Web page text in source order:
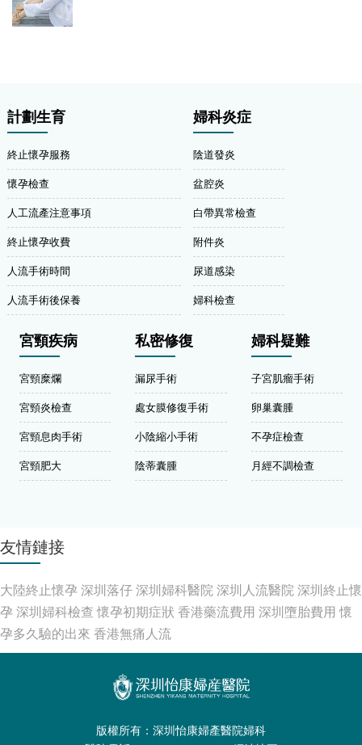
計劃生育
終止懷孕服務
懷孕檢查
人工流產注意事項
終止懷孕收費
人流手術時間
人流手術後保養
婦科炎症
陰道發炎
盆腔炎
白帶異常檢查
附件炎
尿道感染
婦科檢查
宮頸疾病
宮頸糜爛
宮頸炎檢查
宮頸息肉手術
宮頸肥大
私密修復
漏尿手術
處女膜修復手術
小陰縮小手術
陰蒂囊腫
婦科疑難
子宮肌瘤手術
卵巢囊腫
不孕症檢查
月經不調檢查
友情鏈接
大陸終止懷孕 深圳落仔深圳婦科醫院深圳人流醫院深圳終止懷
孕 深圳婦科檢查 懷孕初期症狀 香港藥流費用 深圳墮胎費用 懷
孕多久驗的出來 香港無痛人流
版權所有：深圳怡康婦產醫院婦科